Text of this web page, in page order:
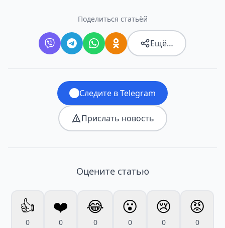
Поделиться статьёй
Ещё…
Следите в Telegram
Прислать новость
Оцените статью
👍
0
❤️
0
😂
0
😮
0
😢
0
😡
0